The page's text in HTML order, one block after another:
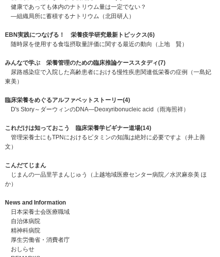
健康であっても体内のナトリウム量は一定でない？
―組織局所に蓄積するナトリウム（北田研人）
EBN実践につなげる！ 栄養疫学研究最新トピックス(6)
随時尿を使用する食塩摂取量評価に関する最近の動向（上地 賢）
みんなで学ぶ 栄養管理のための臨床推論ケーススタディ(7)
尿路感染症で入院した高齢患者における慢性疾患関連低栄養の症例（一島妃
東美）
臨床栄養をめぐるアルファベットストーリー(4)
D's Story～ダーウィンのDNA―Deoxyribonucleic acid（雨海照祥）
これだけは知っておこう 臨床栄養学ビギナー道場(14)
管理栄養士にもTPNにおけるビタミンの知識は絶対に必要ですよ（井上善
文）
こんだてじまん
じまんの一品里芋まんじゅう（上越地域医療センター病院／水沢麻奈美 ほ
か）
News and Information
日本栄養士会医療職域
自治体病院
精神科病院
厚生労働省・消費者庁
おしらせ